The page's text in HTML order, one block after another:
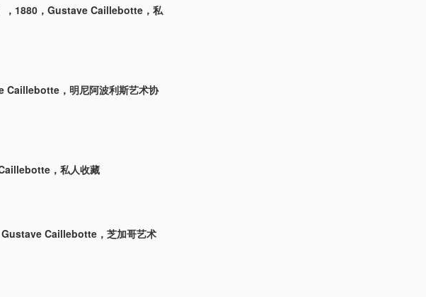
，1880，Gustave Caillebotte，私
Caillebotte，明尼阿波利斯艺术协
，私人收藏
Caillebotte，芝加哥艺术